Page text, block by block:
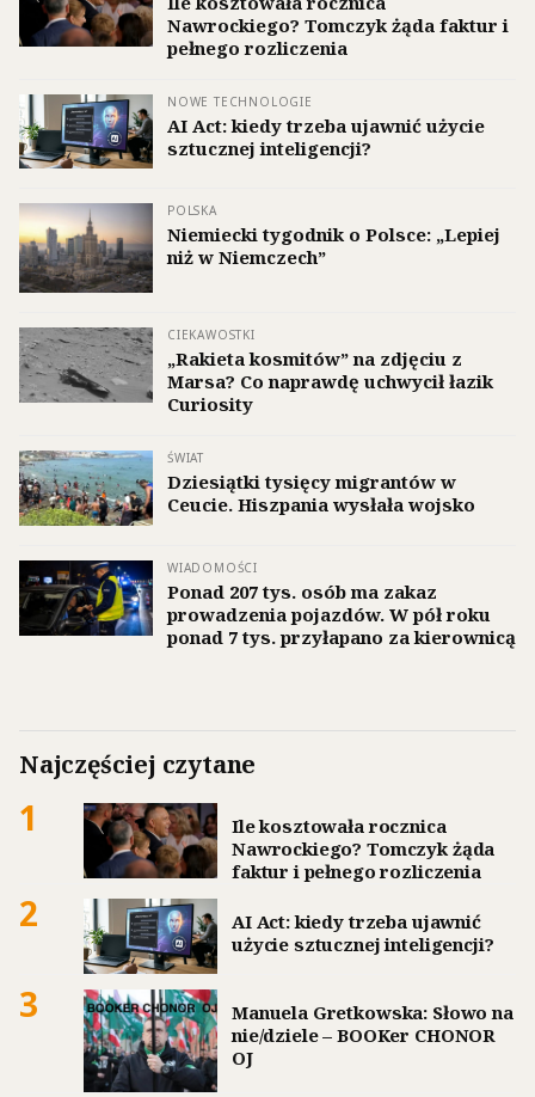
Nawrockiego? Tomczyk żąda faktur i
pełnego rozliczenia
NOWE TECHNOLOGIE
AI Act: kiedy trzeba ujawnić użycie
sztucznej inteligencji?
POLSKA
Niemiecki tygodnik o Polsce: „Lepiej
niż w Niemczech”
CIEKAWOSTKI
„Rakieta kosmitów” na zdjęciu z
Marsa? Co naprawdę uchwycił łazik
Curiosity
ŚWIAT
Dziesiątki tysięcy migrantów w
Ceucie. Hiszpania wysłała wojsko
WIADOMOŚCI
Ponad 207 tys. osób ma zakaz
prowadzenia pojazdów. W pół roku
ponad 7 tys. przyłapano za kierownicą
Najczęściej czytane
1
Ile kosztowała rocznica
Nawrockiego? Tomczyk żąda
faktur i pełnego rozliczenia
2
AI Act: kiedy trzeba ujawnić
użycie sztucznej inteligencji?
3
Manuela Gretkowska: Słowo na
nie/dziele – BOOKer CHONOR
OJ